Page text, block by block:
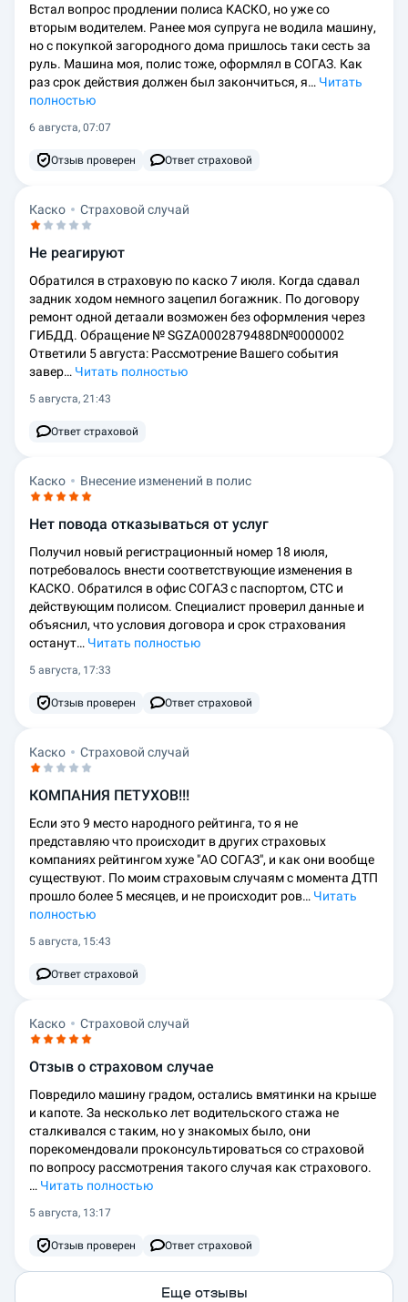
Встал вопрос продлении полиса КАСКО, но уже со
вторым водителем. Ранее моя супруга не водила машину,
но с покупкой загородного дома пришлось таки сесть за
руль. Машина моя, полис тоже, оформлял в СОГАЗ. Как
раз срок действия должен был закончиться, я… Читать
полностью
6 августа, 07:07
Отзыв проверен Ответ страховой
Каско Страховой случай
Не реагируют
Обратился в страховую по каско 7 июля. Когда сдавал
задник ходом немного зацепил богажник. По договору
ремонт одной детаали возможен без оформления через
ГИБДД. Обращение № SGZA0002879488D№0000002
Ответили 5 августа: Рассмотрение Вашего события
завер… Читать полностью
5 августа, 21:43
Ответ страховой
Каско Внесение изменений в полис
Нет повода отказываться от услуг
Получил новый регистрационный номер 18 июля,
потребовалось внести соответствующие изменения в
КАСКО. Обратился в офис СОГАЗ с паспортом, СТС и
действующим полисом. Специалист проверил данные и
объяснил, что условия договора и срок страхования
останут… Читать полностью
5 августа, 17:33
Отзыв проверен Ответ страховой
Каско Страховой случай
КОМПАНИЯ ПЕТУХОВ!!!
Если это 9 место народного рейтинга, то я не
представляю что происходит в других страховых
компаниях рейтингом хуже "АО СОГАЗ", и как они вообще
существуют. По моим страховым случаям с момента ДТП
прошло более 5 месяцев, и не происходит ров… Читать
полностью
5 августа, 15:43
Ответ страховой
Каско Страховой случай
Отзыв о страховом случае
Повредило машину градом, остались вмятинки на крыше
и капоте. За несколько лет водительского стажа не
сталкивался с таким, но у знакомых было, они
порекомендовали проконсультироваться со страховой
по вопросу рассмотрения такого случая как страхового.
… Читать полностью
5 августа, 13:17
Отзыв проверен Ответ страховой
Еще отзывы